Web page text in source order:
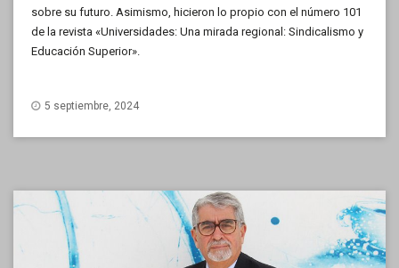
sobre su futuro. Asimismo, hicieron lo propio con el número 101
de la revista «Universidades: Una mirada regional: Sindicalismo y
Educación Superior».
5 septiembre, 2024